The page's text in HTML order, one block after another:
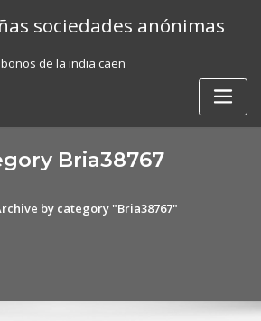
sociedades anónimas
de la india caen
Bria38767
by category "Bria38767"